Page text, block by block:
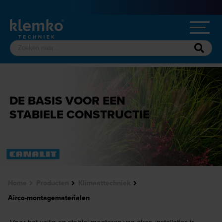
DE BASIS VOOR EEN
STABIELE CONSTRUCTIE
Airco-montagematerialen